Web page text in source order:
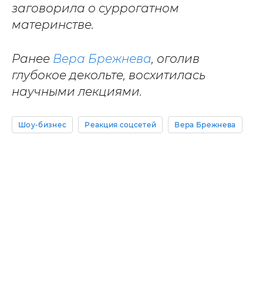
заговорила о суррогатном
материнстве.
Ранее Вера Брежнева, оголив
глубокое декольте, восхитилась
научными лекциями.
Шоу-бизнес Реакция соцсетей Вера Брежнева